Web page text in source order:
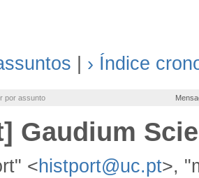
› Índice
por assunto
Gaudium
<histport@uc.pt>,